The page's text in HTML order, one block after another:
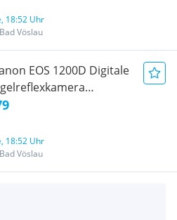
modifiziert!*
18:52 Uhr
Vöslau
EOS 1200D Digitale
+
18:52 Uhr
Vöslau